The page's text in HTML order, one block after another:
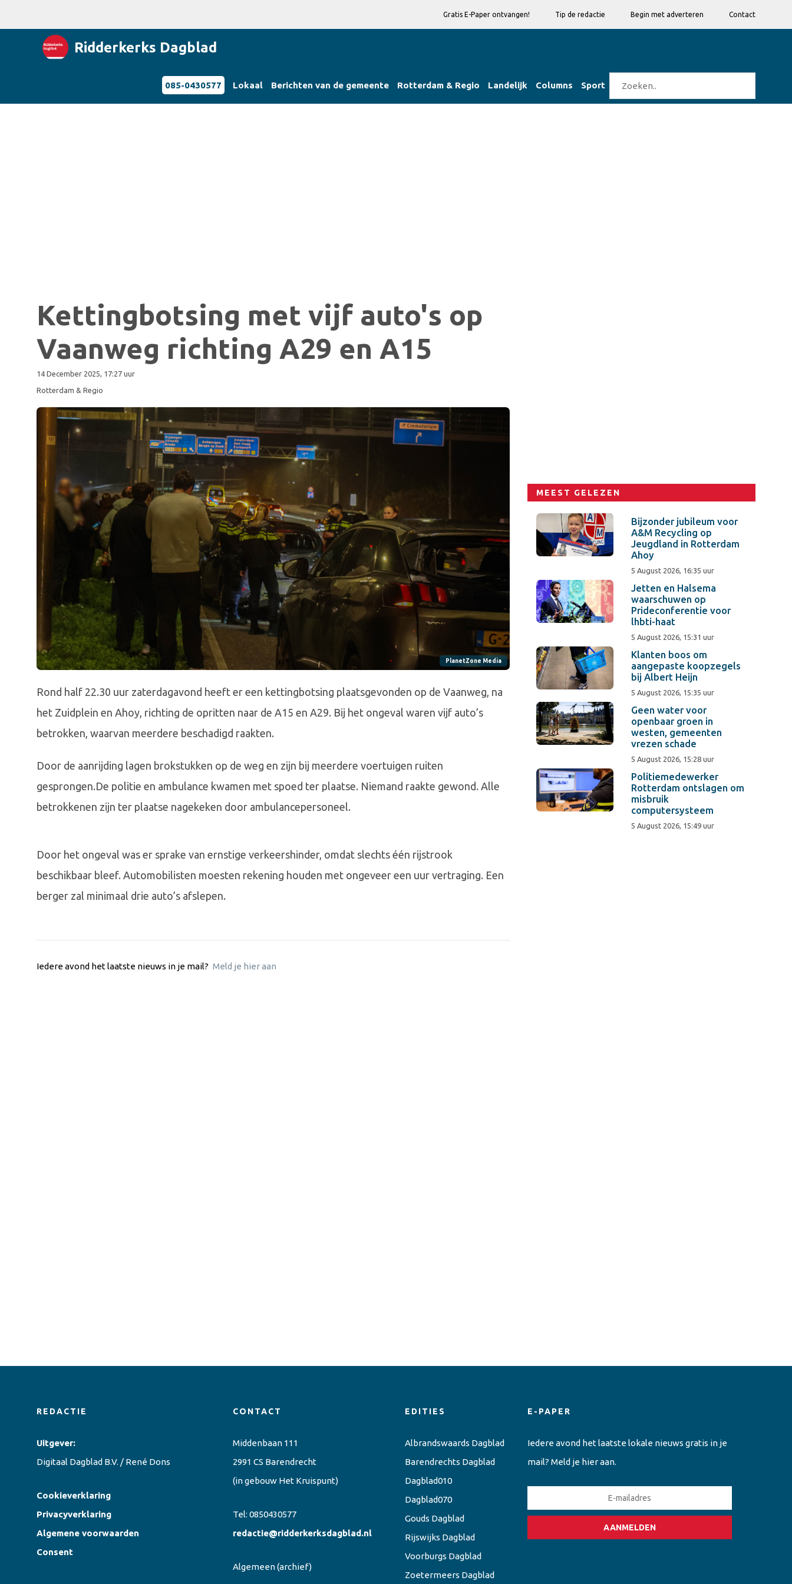
Gratis E-Paper ontvangen! Tip de redactie Begin met adverteren Contact
Ridderkerks Dagblad
085-0430577 Lokaal Berichten van de gemeente Rotterdam & Regio Landelijk Columns Sport
Kettingbotsing met vijf auto's op
Vaanweg richting A29 en A15
14 December 2025, 17:27 uur
Rotterdam & Regio
PlanetZone Media
Rond half 22.30 uur zaterdagavond heeft er een kettingbotsing plaatsgevonden op de Vaanweg, na
het Zuidplein en Ahoy, richting de opritten naar de A15 en A29. Bij het ongeval waren vijf auto’s
betrokken, waarvan meerdere beschadigd raakten.
Door de aanrijding lagen brokstukken op de weg en zijn bij meerdere voertuigen ruiten
gesprongen.De politie en ambulance kwamen met spoed ter plaatse. Niemand raakte gewond. Alle
betrokkenen zijn ter plaatse nagekeken door ambulancepersoneel.
Door het ongeval was er sprake van ernstige verkeershinder, omdat slechts één rijstrook
beschikbaar bleef. Automobilisten moesten rekening houden met ongeveer een uur vertraging. Een
berger zal minimaal drie auto’s afslepen.
Iedere avond het laatste nieuws in je mail? Meld je hier aan
MEEST GELEZEN
Bijzonder jubileum voor
A&M Recycling op
Jeugdland in Rotterdam
Ahoy
5 August 2026, 16:35 uur
Jetten en Halsema
waarschuwen op
Prideconferentie voor
lhbti-haat
5 August 2026, 15:31 uur
Klanten boos om
aangepaste koopzegels
bij Albert Heijn
5 August 2026, 15:35 uur
Geen water voor
openbaar groen in
westen, gemeenten
vrezen schade
5 August 2026, 15:28 uur
Politiemedewerker
Rotterdam ontslagen om
misbruik
computersysteem
5 August 2026, 15:49 uur
REDACTIE
Uitgever:
Digitaal Dagblad B.V. / René Dons
Cookieverklaring
Privacyverklaring
Algemene voorwaarden
Consent
CONTACT
Middenbaan 111
2991 CS Barendrecht
(in gebouw Het Kruispunt)
Tel: 0850430577
redactie@ridderkerksdagblad.nl
Algemeen(archief)
EDITIES
Albrandswaards Dagblad
Barendrechts Dagblad
Dagblad010
Dagblad070
Gouds Dagblad
Rijswijks Dagblad
Voorburgs Dagblad
Zoetermeers Dagblad
E-PAPER
Iedere avond het laatste lokale nieuws gratis in je
mail? Meld je hier aan.